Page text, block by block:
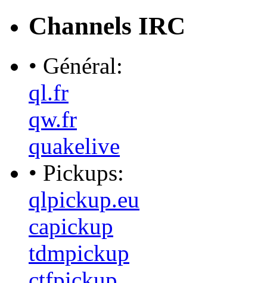
Channels IRC
• Général:
ql.fr
qw.fr
quakelive
• Pickups:
qlpickup.eu
capickup
tdmpickup